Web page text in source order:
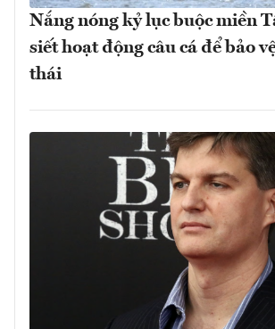
Nắng nóng kỷ lục buộc miền
siết hoạt động câu cá để bảo
thái